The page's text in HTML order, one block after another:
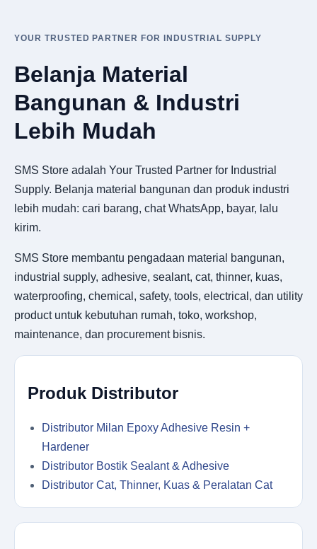
YOUR TRUSTED PARTNER FOR INDUSTRIAL SUPPLY
Belanja Material
Bangunan & Industri
Lebih Mudah
SMS Store adalah Your Trusted Partner for Industrial
Supply. Belanja material bangunan dan produk industri
lebih mudah: cari barang, chat WhatsApp, bayar, lalu
kirim.
SMS Store membantu pengadaan material bangunan,
industrial supply, adhesive, sealant, cat, thinner, kuas,
waterproofing, chemical, safety, tools, electrical, dan utility
product untuk kebutuhan rumah, toko, workshop,
maintenance, dan procurement bisnis.
Produk Distributor
Distributor Milan Epoxy Adhesive Resin +
Hardener
Distributor Bostik Sealant & Adhesive
Distributor Cat, Thinner, Kuas & Peralatan Cat